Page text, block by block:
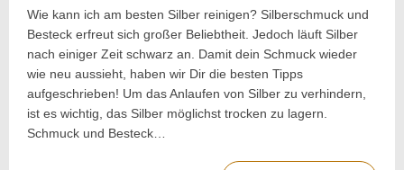
–
Tipps
für
strahlenden
Schmuck!
Wie kann ich am besten Silber reinigen? Silberschmuck und
Besteck erfreut sich großer Beliebtheit. Jedoch läuft Silber
nach einiger Zeit schwarz an. Damit dein Schmuck wieder
wie neu aussieht, haben wir Dir die besten Tipps
aufgeschrieben! Um das Anlaufen von Silber zu verhindern,
ist es wichtig, das Silber möglichst trocken zu lagern.
Schmuck und Besteck…